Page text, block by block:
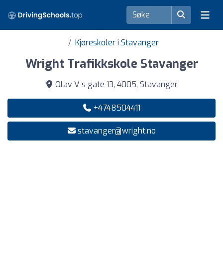
Kjøreskoler i Stavanger
Wright Trafikkskole Stavanger
Olav V s gate 13, 4005, Stavanger
+4748504411
stavanger@wright.no